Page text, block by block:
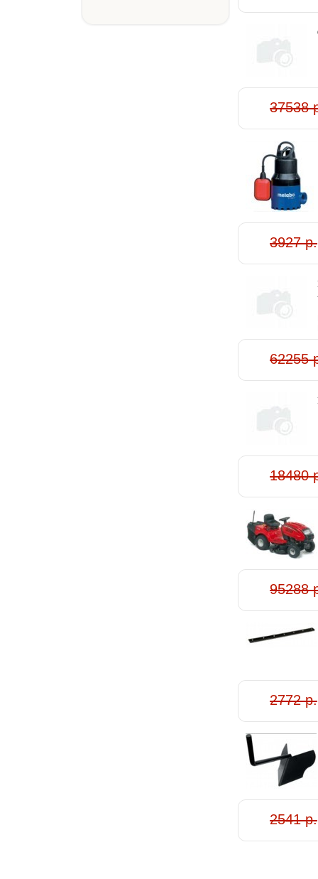
37538
3927 р.
62255
18480
95288
2772 р.
2541 р.